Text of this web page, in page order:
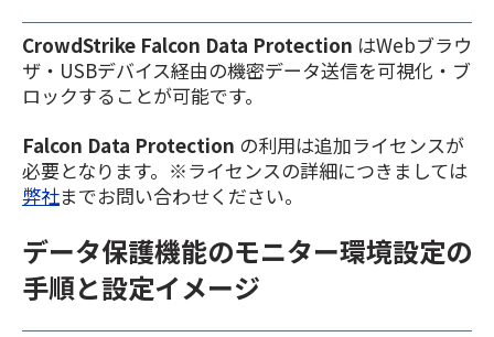
CrowdStrike Falcon Data Protection はWebブラウ
ザ・USBデバイス経由の機密データ送信を可視化・ブ
ロックすることが可能です。
Falcon Data Protection の利用は追加ライセンスが
必要となります。※ライセンスの詳細につきましては
弊社までお問い合わせください。
データ保護機能のモニター環境設定の
手順と設定イメージ